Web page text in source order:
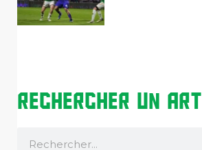
Rechercher Un